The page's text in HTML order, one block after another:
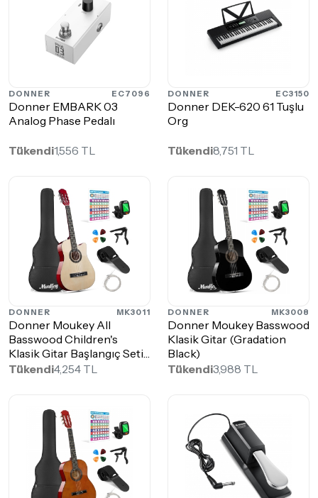
DONNER EC7096
Donner EMBARK 03
Analog Phase Pedalı
Tükendi1,556 TL
DONNER EC3150
Donner DEK-620 61 Tuşlu
Org
Tükendi8,751 TL
DONNER MK3011
Donner Moukey All
Basswood Children's
Klasik Gitar Başlangıç Seti
(Original W...
Tükendi4,254 TL
DONNER MK3008
Donner Moukey Basswood
Klasik Gitar (Gradation
Black)
Tükendi3,988 TL